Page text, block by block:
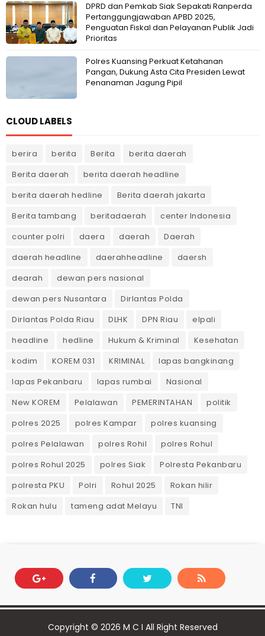
DPRD dan Pemkab Siak Sepakati Ranperda
Pertanggungjawaban APBD 2025,
Penguatan Fiskal dan Pelayanan Publik Jadi
Prioritas
Polres Kuansing Perkuat Ketahanan
Pangan, Dukung Asta Cita Presiden Lewat
Penanaman Jagung Pipil
CLOUD LABELS
berira berita Berita
berita daerah
Berita daerah
berita daerah headline
berita daerah hedline
Berita daerah jakarta
Berita tambang
beritadaerah
center Indonesia
counter polri
daera daerah
Daerah
daerah headline
daerahheadline
daersh
dearah
dewan pers nasional
dewan pers Nusantara
Dirlantas Polda
Dirlantas Polda Riau
DLHK DPN Riau
elpali
headline
hedline Hukum & Kriminal
Kesehatan
kodim
KOREM 031 KRIMINAL
lapas bangkinang
lapas Pekanbaru
lapas rumbai
Nasional
New KOREM
Pelalawan PEMERINTAHAN
politik
polres 2025
polres Kampar
polres kuansing
polres Pelalawan
polres Rohil
polres Rohul
polres Rohul 2025
polres Siak
Polresta Pekanbaru
polresta PKU
Polri Rohul 2025
Rokan hilir
Rokan hulu
tameng adat Melayu TNI
Copyright © 2026 M C I All Right Reserved